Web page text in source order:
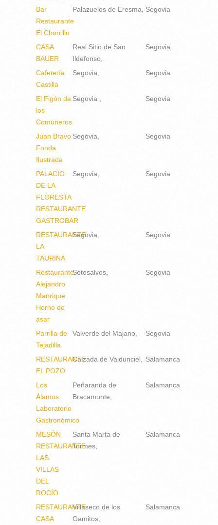
Bar
Restaurante
El Chorrillo
Palazuelos de Eresma Segovia
CASA
BAUER
Real Sitio de San
Ildefonso
Segovia
Cafetería
Castilla
Segovia Segovia
El Figón de
los
Comuneros
Segovia Segovia
Juan Bravo
Fonda
Ilustrada
Segovia Segovia
PALACIO
DE LA
FLORESTA
RESTAURANTE
GASTROBAR
Segovia Segovia
RESTAURANTE
LA
TAURINA
Segovia Segovia
Restaurante
Alejandro
Manrique
Horno de
asar
Sotosalvos Segovia
Parrilla de
Tejadilla
Valverde del Majano Segovia
RESTAURANTE
EL POZO
Calzada de Valdunciel Salamanca
Los
Álamos.
Laboratorio
Gastronómico
Peñaranda de
Bracamonte
Salamanca
MESÓN
RESTAURANTE
LAS
VILLAS
DEL
ROCÍO
Santa Marta de
Tormes
Salamanca
RESTAURANTE
CASA
Villaseco de los
Gamitos
Salamanca